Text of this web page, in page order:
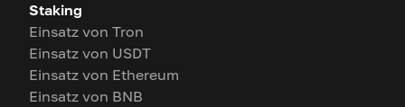
Staking
Einsatz von Tron
Einsatz von USDT
Einsatz von Ethereum
Einsatz von BNB